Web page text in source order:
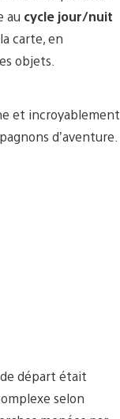
au cycle jour/nuit
carte, en
objets.
et incroyablement
d’aventure.
départ était
selon